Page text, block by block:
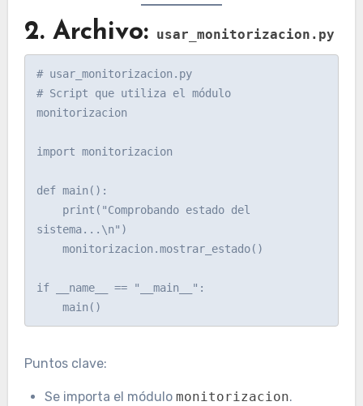
2. Archivo: usar_monitorizacion.py
# usar_monitorizacion.py
# Script que utiliza el módulo
monitorizacion
import monitorizacion
def main():
sistema...\n")
if __name__ == "__main__":
Puntos clave:
Se importa el módulomonitorizacion.